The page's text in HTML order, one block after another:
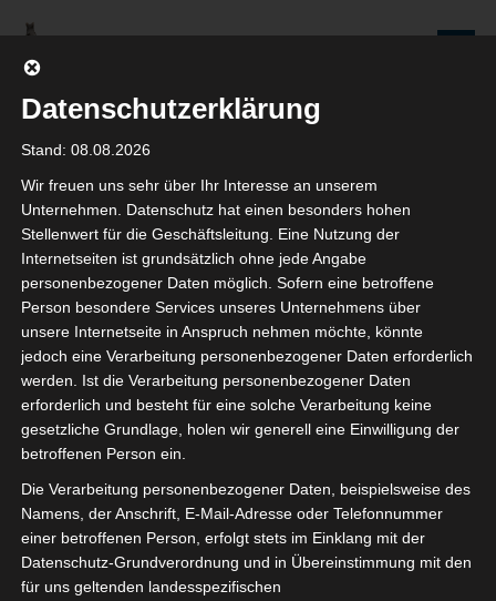
springen
Seniorenredaktion
Wolfenbüttel
WIR WERDEN NICHT NUR ÄLTER, WIR WERDEN AUCH IMMER BESSER!
Beiträge
Wir sind die Seniorenredaktion
11. FEBRUAR 2025
KARIN MAASS
KOMMENTAR SCHREIBEN
Beiträge aus den letzten 10 Jahren.
Kreative Menschen sind bei uns herzlich willkommen.
Datenschutzerklärung
Stand: 08.08.2026
Wir freuen uns sehr über Ihr Interesse an unserem
Unternehmen. Datenschutz hat einen besonders hohen
Stellenwert für die Geschäftsleitung. Eine Nutzung der
Internetseiten ist grundsätzlich ohne jede Angabe
personenbezogener Daten möglich. Sofern eine betroffene
Person besondere Services unseres Unternehmens über
unsere Internetseite in Anspruch nehmen möchte, könnte
jedoch eine Verarbeitung personenbezogener Daten erforderlich
werden. Ist die Verarbeitung personenbezogener Daten
erforderlich und besteht für eine solche Verarbeitung keine
gesetzliche Grundlage, holen wir generell eine Einwilligung der
betroffenen Person ein.
Die Verarbeitung personenbezogener Daten, beispielsweise des
Namens, der Anschrift, E-Mail-Adresse oder Telefonnummer
einer betroffenen Person, erfolgt stets im Einklang mit der
Datenschutz-Grundverordnung und in Übereinstimmung mit den
für uns geltenden landesspezifischen